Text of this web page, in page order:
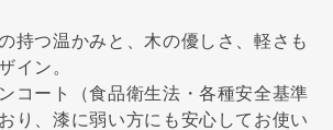
持つ温かみと、木の優しさ、軽さも
イン。
コート（食品衛生法・各種安全基準
り、漆に弱い方にも安心してお使い